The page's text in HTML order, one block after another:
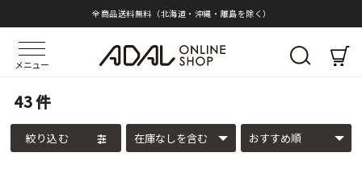
全商品送料無料（北海道・沖縄・離島を除く）
メニュー
43件
絞り込む